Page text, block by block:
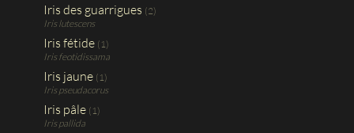
Iris des guarrigues (2)
Iris lutescens
Iris fétide (1)
Iris feotidissama
Iris jaune (1)
Iris pseudacorus
Iris pâle (1)
Iris pallida